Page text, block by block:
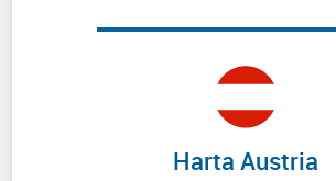
Harta Austria